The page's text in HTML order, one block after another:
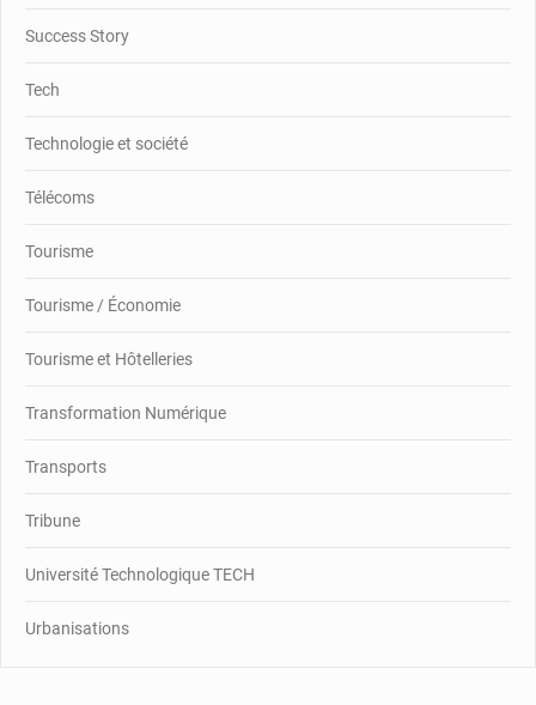
Success Story
Tech
Technologie et société
Télécoms
Tourisme
Tourisme / Économie
Tourisme et Hôtelleries
Transformation Numérique
Transports
Tribune
Université Technologique TECH
Urbanisations